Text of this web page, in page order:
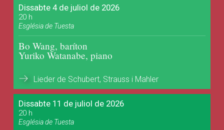
Dissabte 4 de juliol de 2026
20 h
Església de Tuesta
Bo Wang, baríton
Yuriko Watanabe, piano
Lieder de Schubert, Strauss i Mahler
Dissabte 11 de juliol de 2026
20 h
Església de Tuesta